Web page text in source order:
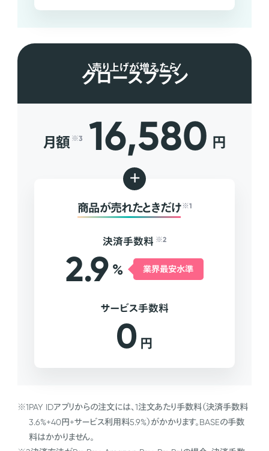
売り上げが増えたら
グロースプラン
月額 ※3 16,580 円
+
商品が売れたときだけ ※1
決済手数料 ※2
2.9 % 業界最安水準
サービス手数料
0 円
※1PAY IDアプリからの注文には、1注文あたり手数料（決済手数料
3.6%+40円+サービス利用料5.9%）がかかります。BASEの手数
料はかかりません。